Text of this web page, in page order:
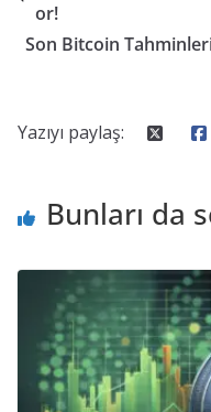
or!
Son Bitcoin Tahminleri
Yazıyı paylaş:
Bunları da